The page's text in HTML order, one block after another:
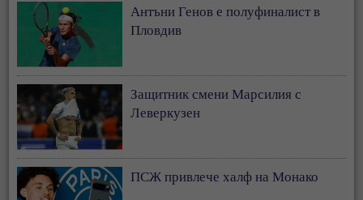
Антъни Генов е полуфиналист в
Пловдив
Защитник смени Марсилия с
Леверкузен
ПСЖ привлече халф на Монако